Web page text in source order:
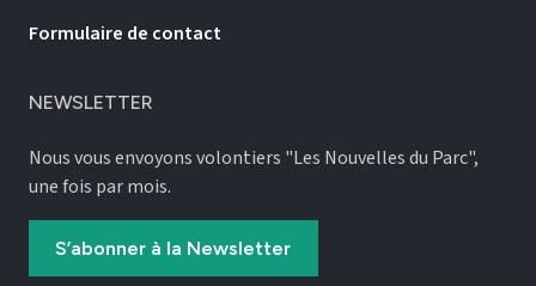
Formulaire de contact
NEWSLETTER
Nous vous envoyons volontiers "Les Nouvelles du Parc",
une fois par mois.
S’abonner à la Newsletter